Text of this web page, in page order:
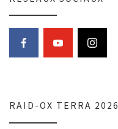
RAID-OX TERRA 2026